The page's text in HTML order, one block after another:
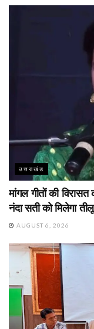
उत्तराखंड
मांगल गीतों की
नंदा सती को मिलेगा
AUGUST 6, 2026